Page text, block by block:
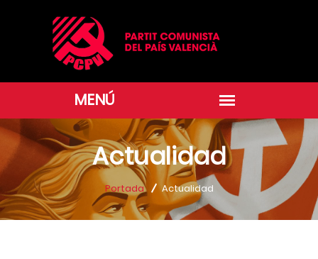
Actualidad
Portada Actualidad